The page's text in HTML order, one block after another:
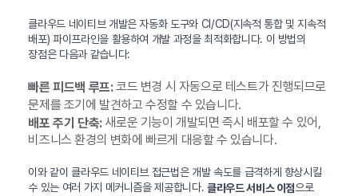
클라우드 네이티브 개발은 자동화 도구와 CI/CD(지속적 통합 및 지속적
배포) 파이프라인을 활용하여 개발 과정을 최적화합니다. 이 방법의
장점은 다음과 같습니다:
빠른 피드백 루프:코드 변경 시 자동으로 테스트가 진행되므로
문제를 조기에 발견하고 수정할 수 있습니다.
배포 주기 단축:새로운 기능이 개발되면 즉시 배포할 수 있어,
비즈니스 환경의 변화에 빠르게 대응할 수 있습니다.
이와 같이 클라우드 네이티브 접근법은 개발 속도를 급격하게 향상시킬
수 있는 여러 가지 메커니즘을 제공합니다. 클라우드 서비스 이점으로